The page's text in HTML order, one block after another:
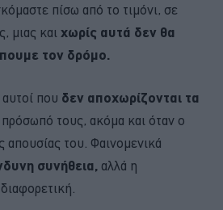
πίσω από το τιμόνι, σε
μιας και χωρίς αυτά δεν θα
τον δρόμο.
που δεν αποχωρίζονται τα
τους, ακόμα και όταν ο
απουσίας του. Φαινομενικά
συνήθεια, αλλά η